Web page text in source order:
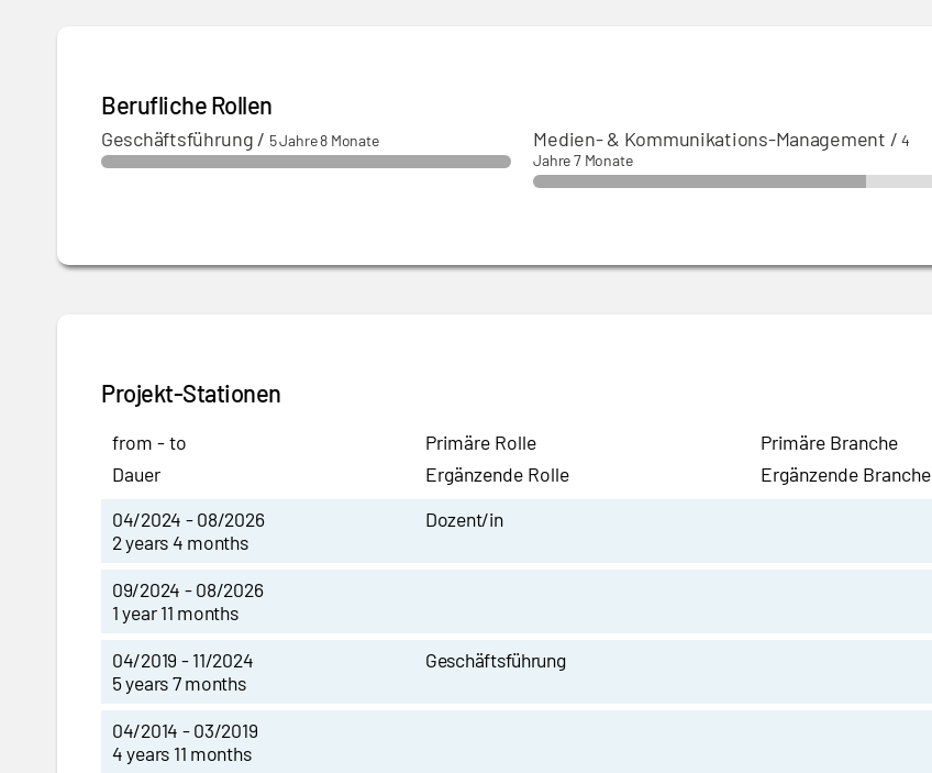
Berufliche Rollen
Geschäftsführung / 5 Jahre 8 Monate Medien- & Kommunikations-Management /4
Jahre 7 Monate
Projekt-Stationen
from - to
Dauer
Primäre Rolle
Ergänzende Rolle
Primäre Branche
Ergänzende Branche
04/2024 - 08/2026
2 years 4 months
Dozent/in
09/2024 - 08/2026
1 year 11 months
04/2019 - 11/2024
5 years 7 months
Geschäftsführung
04/2014 - 03/2019
4 years 11 months